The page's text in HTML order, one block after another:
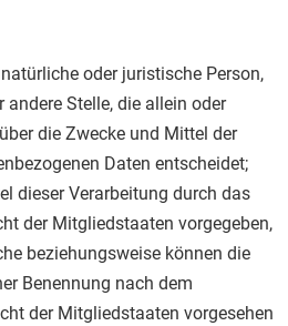
oder juristische Person,
andere Stelle, die allein oder
die Zwecke und Mittel der
Daten entscheidet;
dieser Verarbeitung durch das
der Mitgliedstaaten vorgegeben,
beziehungsweise können die
Benennung nach dem
der Mitgliedstaaten vorgesehen